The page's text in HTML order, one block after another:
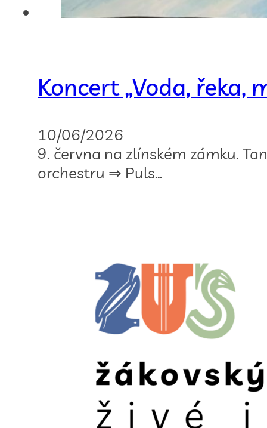
Koncert „Voda, řeka,
10/06/2026
9. června na zlínském zámku.
orchestru ⇒ Puls…